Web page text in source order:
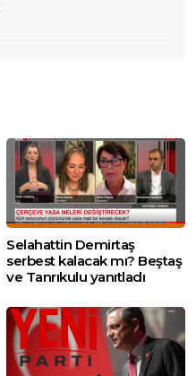
Selahattin Demirtaş
serbest kalacak mı? Beştaş
ve Tanrıkulu yanıtladı